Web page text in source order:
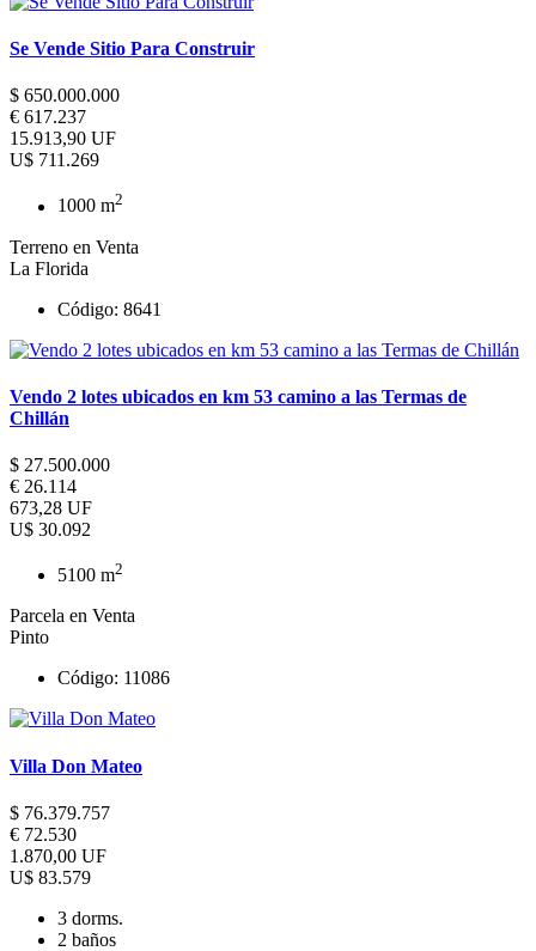
Se Vende Sitio Para Construir
$ 650.000.000
€ 617.237
15.913,90 UF
U$ 711.269
1000 m2
Terreno en Venta
La Florida
Código: 8641
Vendo 2 lotes ubicados en km 53 camino a las Termas de
Chillán
$ 27.500.000
€ 26.114
673,28 UF
U$ 30.092
5100 m2
Parcela en Venta
Pinto
Código: 11086
Villa Don Mateo
$ 76.379.757
€ 72.530
1.870,00 UF
U$ 83.579
3 dorms.
2 baños